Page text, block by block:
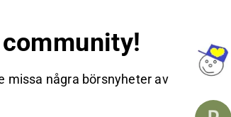
missa några börsnyheter av